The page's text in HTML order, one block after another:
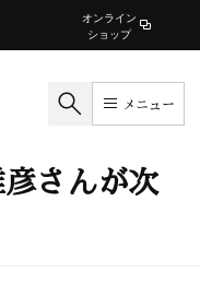
オンライン
ショップ
メニュー
彦さんが次